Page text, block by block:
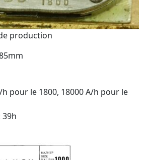
production
h pour le 1800, 18000 A/h pour le
39h